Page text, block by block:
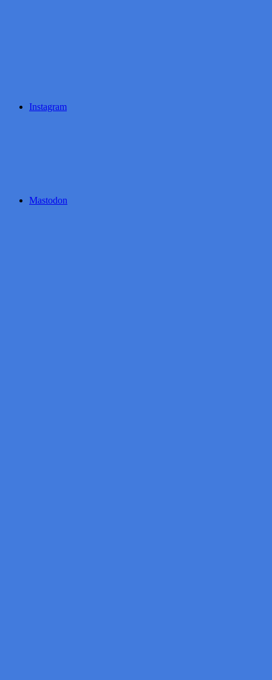
Instagram
Mastodon